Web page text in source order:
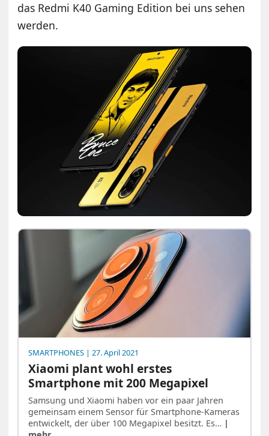
das Redmi K40 Gaming Edition bei uns sehen
werden.
SMARTPHONES | 27. April 2021
Xiaomi plant wohl erstes
Smartphone mit 200 Megapixel
Samsung und Xiaomi haben vor ein paar Jahren
gemeinsam einem Sensor für Smartphone-Kameras
entwickelt, der über 100 Megapixel besitzt. Es… |